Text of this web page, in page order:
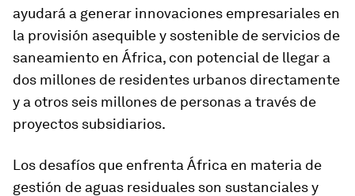
ayudará a generar innovaciones empresariales en
la provisión asequible y sostenible de servicios de
saneamiento en África, con potencial de llegar a
dos millones de residentes urbanos directamente
y a otros seis millones de personas a través de
proyectos subsidiarios.
Los desafíos que enfrenta África en materia de
gestión de aguas residuales son sustanciales y